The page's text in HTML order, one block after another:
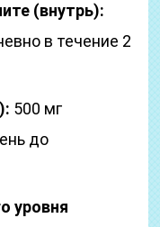
(внутрь):
в течение 2
500 мг
до
уровня